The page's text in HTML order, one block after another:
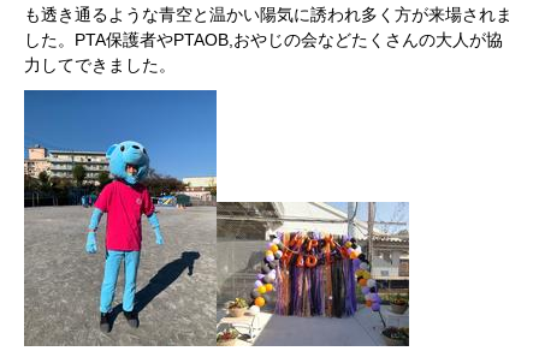
も透き通るような青空と温かい陽気に誘われ多く方が来場されま
した。PTA保護者やPTAOB,おやじの会などたくさんの大人が協
力してできました。